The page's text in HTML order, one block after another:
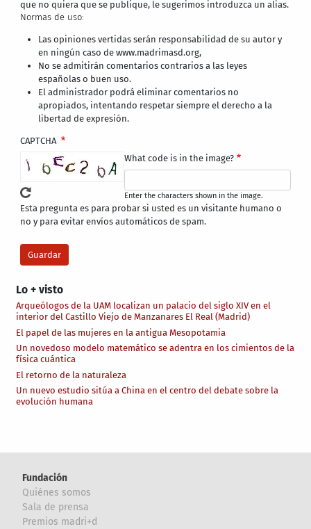
Lo + visto
Arqueólogos de la UAM localizan un palacio del siglo XIV en el
interior del Castillo Viejo de Manzanares El Real (Madrid)
El papel de las mujeres en la antigua Mesopotamia
Un novedoso modelo matemático se adentra en los cimientos de la
física cuántica
El retorno de la naturaleza
Un nuevo estudio sitúa a China en el centro del debate sobre la
evolución humana
que no quiera que se publique, le sugerimos introduzca un alias.
Normas de uso:
Las opiniones vertidas serán responsabilidad de su autor y
en ningún caso de www.madrimasd.org,
No se admitirán comentarios contrarios a las leyes
españolas o buen uso.
El administrador podrá eliminar comentarios no
apropiados, intentando respetar siempre el derecho a la
libertad de expresión.
CAPTCHA
What code is in the image?
Enter the characters shown in the image.
Esta pregunta es para probar si usted es un visitante humano o
no y para evitar envíos automáticos de spam.
Fundación
Quiénes somos
Sala de prensa
Premios madri+d